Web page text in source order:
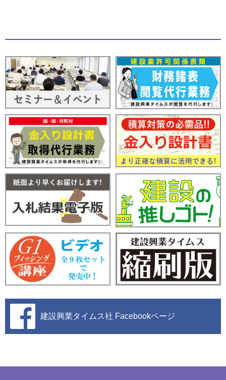
建設興業タイムス社 Facebookページ